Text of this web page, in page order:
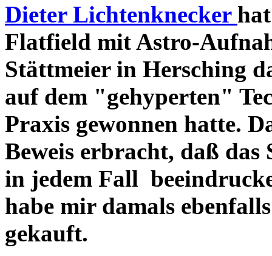
Dieter Lichtenknecker
Flatfield mit Astro-
Stättmeier in Hersching
auf dem "gehyperten"
Praxis gewonnen hatte.
Beweis erbracht, daß das
in jedem Fall
habe mir damals
gekauft.